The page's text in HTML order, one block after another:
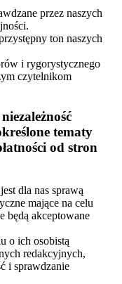
przez naszych
ton naszych
i rygorystycznego
czytelnikom
tematy
od stron
dla nas sprawą
mające na celu
będą akceptowane
o ich osobistą
redakcyjnych,
i sprawdzanie